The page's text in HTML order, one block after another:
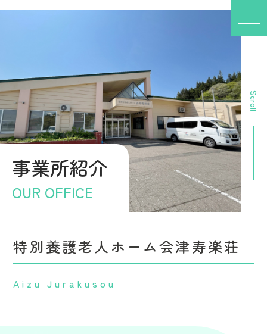
事業所紹介
OUR OFFICE
Scroll
特別養護老人ホーム会津寿楽荘
Aizu Jurakusou